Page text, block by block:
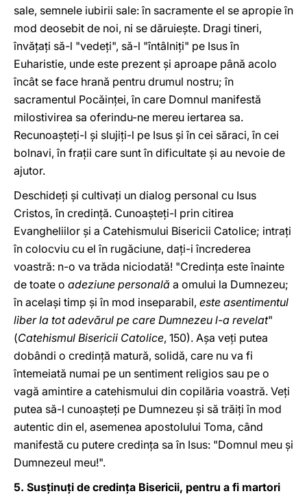
sale, semnele iubirii sale: în sacramente el se apropie în
mod deosebit de noi, ni se dăruieşte. Dragi tineri,
învăţaţi să-l "vedeţi", să-l "întâlniţi" pe Isus în
Euharistie, unde este prezent şi aproape până acolo
încât se face hrană pentru drumul nostru; în
sacramentul Pocăinţei, în care Domnul manifestă
milostivirea sa oferindu-ne mereu iertarea sa.
Recunoaşteţi-l şi slujiţi-l pe Isus şi în cei săraci, în cei
bolnavi, în fraţii care sunt în dificultate şi au nevoie de
ajutor.
Deschideţi şi cultivaţi un dialog personal cu Isus
Cristos, în credinţă. Cunoaşteţi-l prin citirea
Evangheliilor şi a Catehismului Bisericii Catolice; intraţi
în colocviu cu el în rugăciune, daţi-i încrederea
voastră: n-o va trăda niciodată! "Credinţa este înainte
de toate o adeziune personală a omului la Dumnezeu;
în acelaşi timp şi în mod inseparabil, este asentimentul
liber la tot adevărul pe care Dumnezeu l-a revelat"
(Catehismul Bisericii Catolice, 150). Aşa veţi putea
dobândi o credinţă matură, solidă, care nu va fi
întemeiată numai pe un sentiment religios sau pe o
vagă amintire a catehismului din copilăria voastră. Veţi
putea să-l cunoaşteţi pe Dumnezeu şi să trăiţi în mod
autentic din el, asemenea apostolului Toma, când
manifestă cu putere credinţa sa în Isus: "Domnul meu şi
Dumnezeul meu!".
5. Susţinuţi de credinţa Bisericii, pentru a fi martori